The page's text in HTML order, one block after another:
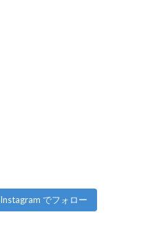
Instagram でフォロー